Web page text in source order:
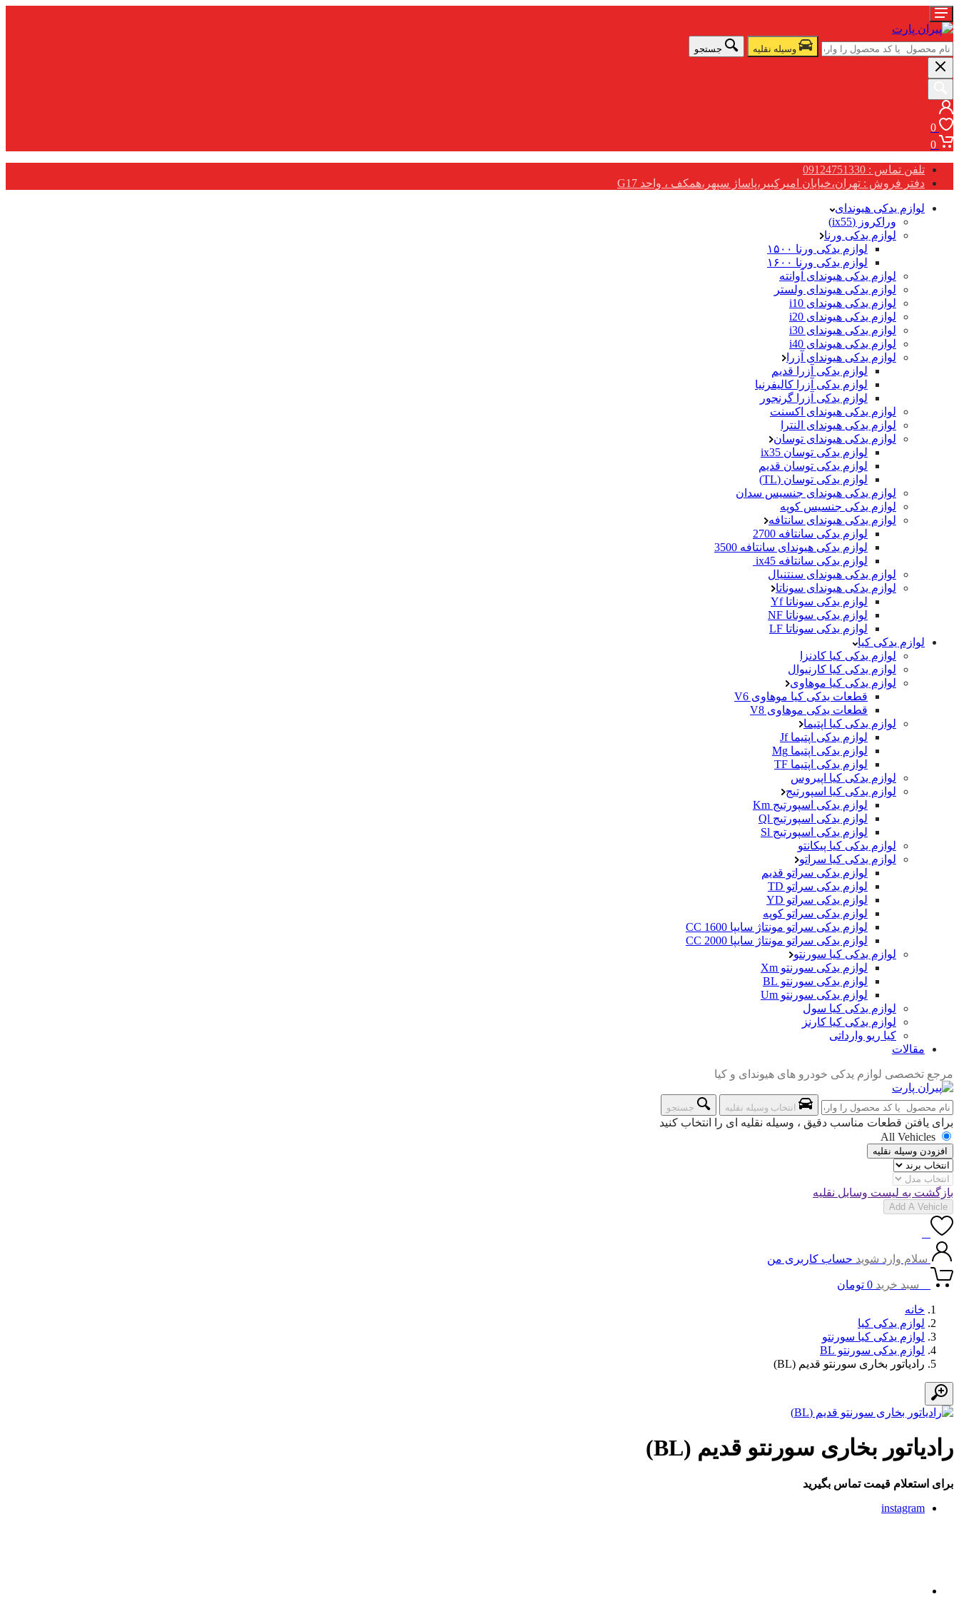
وسیله نقلیه جستجو
0
0
تلفن تماس : 09124751330
دفتر فروش : تهران،خیابان امیرکبیر،پاساژ سپهر،همکف ، واحد G17
لوازم یدکی هیوندای
وراکروز (ix55)
لوازم یدکی ورنا
لوازم یدکی ورنا ۱۵۰۰
لوازم یدکی ورنا ۱۶۰۰
لوازم یدکی هیوندای آوانته
لوازم یدکی هیوندای ولستر
لوازم یدکی هیوندای i10
لوازم یدکی هیوندای i20
لوازم یدکی هیوندای i30
لوازم یدکی هیوندای i40
لوازم یدکی هیوندای آزرا
لوازم یدکی آزرا قدیم
لوازم یدکی آزرا کالیفرنیا
لوازم یدکی آزرا گرنجور
لوازم یدکی هیوندای اکسنت
لوازم یدکی هیوندای النترا
لوازم یدکی هیوندای توسان
لوازم یدکی توسان ix35
لوازم یدکی توسان قدیم
لوازم یدکی توسان (TL)
لوازم یدکی هیوندای جنسیس سدان
لوازم یدکی جنسیس کوپه
لوازم یدکی هیوندای سانتافه
لوازم یدکی سانتافه 2700
لوازم یدکی هیوندای سانتافه 3500
لوازم یدکی سانتافه ix45
لوازم یدکی هیوندای سنتنیال
لوازم یدکی هیوندای سوناتا
لوازم یدکی سوناتا Yf
لوازم یدکی سوناتا NF
لوازم یدکی سوناتا LF
لوازم یدکی کیا
لوازم یدکی کیا کادنزا
لوازم یدکی کیا کارنیوال
لوازم یدکی کیا موهاوی
قطعات یدکی کیا موهاوی V6
قطعات یدکی موهاوی V8
لوازم یدکی کیا اپتیما
لوازم یدکی اپتیما Jf
لوازم یدکی اپتیما Mg
لوازم یدکی اپتیما TF
لوازم یدکی کیا اپیروس
لوازم یدکی کیا اسپورتیج
لوازم یدکی اسپورتیج Km
لوازم یدکی اسپورتیج Ql
لوازم یدکی اسپورتیج Sl
لوازم یدکی کیا پیکانتو
لوازم یدکی کیا سراتو
لوازم یدکی سراتو قدیم
لوازم یدکی سراتو TD
لوازم یدکی سراتو YD
لوازم یدکی سراتو کوپه
لوازم یدکی سراتو مونتاژ سایپا 1600 CC
لوازم یدکی سراتو مونتاژ سایپا 2000 CC
لوازم یدکی کیا سورنتو
لوازم یدکی سورنتو Xm
لوازم یدکی سورنتو BL
لوازم یدکی سورنتو Um
لوازم یدکی کیا سول
لوازم یدکی کیا کارنز
کیا ریو وارداتی
مقالات
مرجع تخصصی لوازم یدکی خودرو های هیوندای و کیا
انتخاب وسیله نقلیه جستجو
برای یافتن قطعات مناسب دقیق ، وسیله نقلیه ای را انتخاب کنید
All Vehicles
افزودن وسیله نقلیه
بازگشت به لیست وسایل نقلیه
Add A Vehicle
سلام وارد شوید حساب کاربری من
سبد خرید 0 تومان
خانه
لوازم یدکی کیا
لوازم یدکی کیا سورنتو
لوازم یدکی سورنتو BL
رادیاتور بخاری سورنتو قدیم (BL)
رادیاتور بخاری سورنتو قدیم (BL)
برای استعلام قیمت تماس بگیرید
instagram